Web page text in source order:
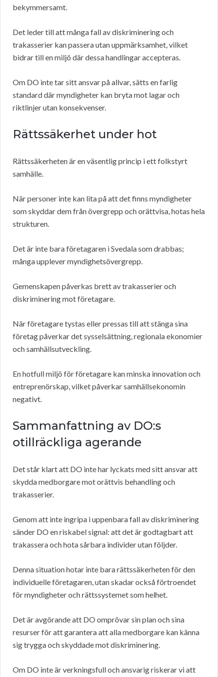
bekymmersamt.
Det leder till att många fall av diskriminering och
trakasserier kan passera utan uppmärksamhet, vilket
bidrar till en miljö där dessa handlingar accepteras.
Om DO inte tar sitt ansvar på allvar, sätts en farlig
standard där myndigheter kan bryta mot lagar och
riktlinjer utan konsekvenser.
Rättssäkerhet under hot
Rättssäkerheten är en väsentlig princip i ett folkstyrt
samhälle.
När personer inte kan lita på att det finns myndigheter
som skyddar dem från övergrepp och orättvisa, hotas hela
strukturen.
Det är inte bara företagaren i Svedala som drabbas;
många upplever myndighetsövergrepp.
Gemenskapen påverkas brett av trakasserier och
diskriminering mot företagare.
När företagare tystas eller pressas till att stänga sina
företag påverkar det sysselsättning, regionala ekonomier
och samhällsutveckling.
En hotfull miljö för företagare kan minska innovation och
entreprenörskap, vilket påverkar samhällsekonomin
negativt.
Sammanfattning av DO:s
otillräckliga agerande
Det står klart att DO inte har lyckats med sitt ansvar att
skydda medborgare mot orättvis behandling och
trakasserier.
Genom att inte ingripa i uppenbara fall av diskriminering
sänder DO en riskabel signal: att det är godtagbart att
trakassera och hota sårbara individer utan följder.
Denna situation hotar inte bara rättssäkerheten för den
individuelle företagaren, utan skadar också förtroendet
för myndigheter och rättssystemet som helhet.
Det är avgörande att DO omprövar sin plan och sina
resurser för att garantera att alla medborgare kan känna
sig trygga och skyddade mot diskriminering.
Om DO inte är verkningsfull och ansvarig riskerar vi att